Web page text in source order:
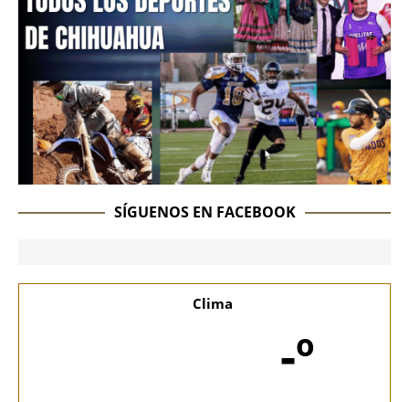
SÍGUENOS EN FACEBOOK
Clima
-º